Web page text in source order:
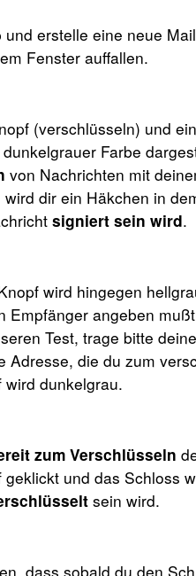
und erstelle eine neue
Fenster auffallen.
(verschlüsseln) und
Farbe
von Nachrichten mit
dir ein Häkchen in
signiert sein wird.
wird hingegen
Empfänger angeben
Test, trage bitte
Adresse, die du zum
wird dunkelgrau.
zum Verschlüsseln
geklickt und das Schloss
sein wird.
dass sobald du den